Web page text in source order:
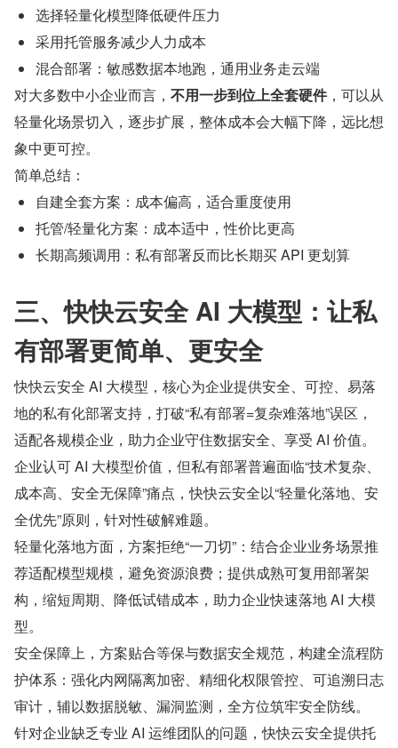
选择轻量化模型降低硬件压力
采用托管服务减少人力成本
混合部署：敏感数据本地跑，通用业务走云端
对大多数中小企业而言， 不用一步到位上全套硬件，可以从
轻量化场景切入，逐步扩展，整体成本会大幅下降，远比想
象中更可控。
简单总结：
自建全套方案：成本偏高，适合重度使用
托管/轻量化方案：成本适中，性价比更高
长期高频调用：私有部署反而比长期买 API 更划算
三、快快云安全 AI 大模型：让私
有部署更简单、更安全
快快云安全 AI 大模型，核心为企业提供安全、可控、易落
地的私有化部署支持，打破“私有部署=复杂难落地”误区，
适配各规模企业，助力企业守住数据安全、享受 AI 价值。
企业认可 AI 大模型价值，但私有部署普遍面临“技术复杂、
成本高、安全无保障”痛点，快快云安全以“轻量化落地、安
全优先”原则，针对性破解难题。
轻量化落地方面，方案拒绝“一刀切”：结合企业业务场景推
荐适配模型规模，避免资源浪费；提供成熟可复用部署架
构，缩短周期、降低试错成本，助力企业快速落地 AI 大模
型。
安全保障上，方案贴合等保与数据安全规范，构建全流程防
护体系：强化内网隔离加密、精细化权限管控、可追溯日志
审计，辅以数据脱敏、漏洞监测，全方位筑牢安全防线。
针对企业缺乏专业 AI 运维团队的问题，快快云安全提供托